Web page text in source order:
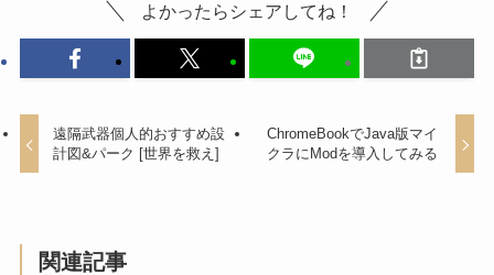
よかったらシェアしてね！
遠隔武器個人的おすすめ設
計図&パーク [世界を救え]
ChromeBookでJava版マイ
クラにModを導入してみる
関連記事